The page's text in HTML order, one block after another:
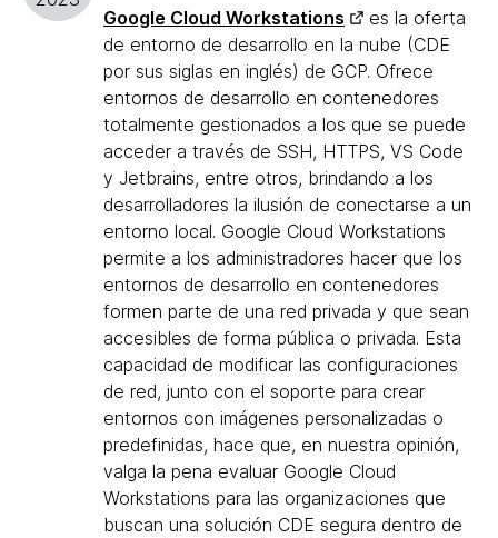
Google Cloud Workstations
es la oferta
de entorno de desarrollo en la nube (CDE
por sus siglas en inglés) de GCP. Ofrece
entornos de desarrollo en contenedores
totalmente gestionados a los que se puede
acceder a través de SSH, HTTPS, VS Code
y Jetbrains, entre otros, brindando a los
desarrolladores la ilusión de conectarse a un
entorno local. Google Cloud Workstations
permite a los administradores hacer que los
entornos de desarrollo en contenedores
formen parte de una red privada y que sean
accesibles de forma pública o privada. Esta
capacidad de modificar las configuraciones
de red, junto con el soporte para crear
entornos con imágenes personalizadas o
predefinidas, hace que, en nuestra opinión,
valga la pena evaluar Google Cloud
Workstations para las organizaciones que
buscan una solución CDE segura dentro de